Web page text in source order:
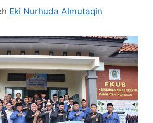
Eki Nurhuda Almutaqin